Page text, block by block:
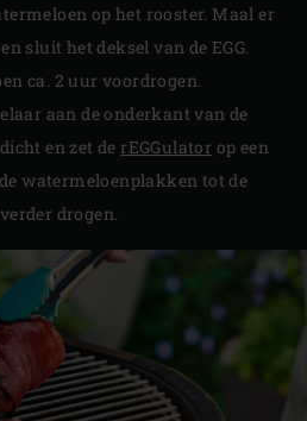
op het rooster. Maal er
sluit het deksel van de EGG.
ca. 2 uur voordrogen.
aan de onderkant van de
en zet derEGGulator op een
watermeloenplakken tot de
drogen.